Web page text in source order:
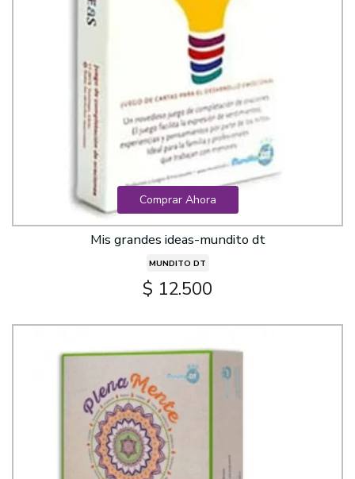
Comprar Ahora
Mis grandes ideas-mundito dt
MUNDITO DT
$ 12.500